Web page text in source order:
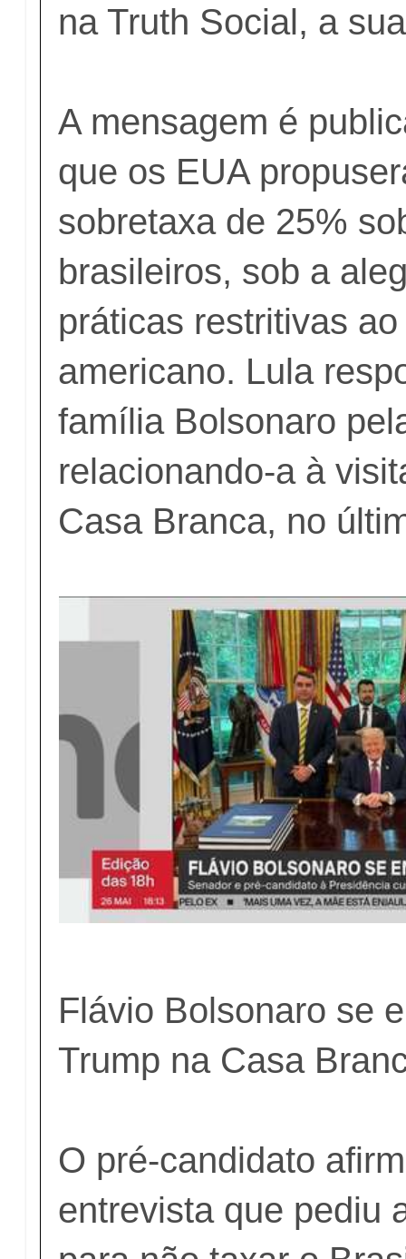
na Truth Social, a
A mensagem é
que os EUA
sobretaxa de 25%
brasileiros, sob a
práticas restritivas
americano. Lula
família Bolsonaro
relacionando-a à
Casa Branca, no
Flávio Bolsonaro se
Trump na Casa
O pré-candidato
entrevista que pediu